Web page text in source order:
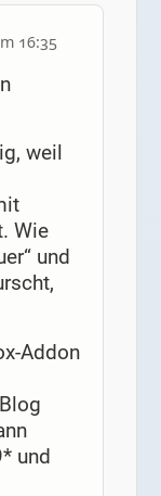
16:35
weil
Wie
und
Addon
und